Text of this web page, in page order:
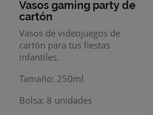
Vasos gaming party de
cartón
Vasos de videojuegos de
cartón para tus fiestas
infantiles.
Tamaño: 250ml
Bolsa: 8 unidades